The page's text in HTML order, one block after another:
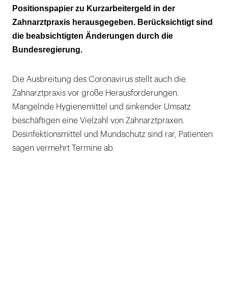
zum Kurzarbeitergeld nicht aus
Erleichterungen bis zum 31. Dezember 2021
Rückwirkend zum 1. März 2020 in Kraft
Positionspapier zu Kurzarbeitergeld in der
Zahnarztpraxis herausgegeben. Berücksichtigt sind
die beabsichtigten Änderungen durch die
Bundesregierung.
Die Ausbreitung des Coronavirus stellt auch die
Zahnarztpraxis vor große Herausforderungen.
Mangelnde Hygienemittel und sinkender Umsatz
beschäftigen eine Vielzahl von Zahnarztpraxen.
Desinfektionsmittel und Mundschutz sind rar, Patienten
sagen vermehrt Termine ab.